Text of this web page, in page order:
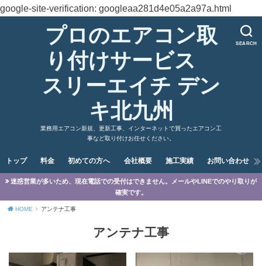
google-site-verification: googleaa281d4e05a2a97a.html
SEARCH
プロのエアコン取
り付けサービス
スリーエイチ デン
キ北九州
業務用エアコン新規、更新工事、インターネットで買ったエアコン工
事など取り付けお任せください。
トップ 料金 初めての方へ 会社概要 施工実績 お問い合わせ
迷惑営業が多いため、現在電話での受付はできません。メールやLINEでのやり取りが
確実です。
HOME アンテナ工事
アンテナ工事